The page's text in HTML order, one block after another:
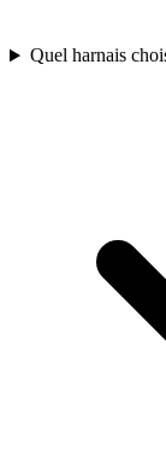
Quel harnais